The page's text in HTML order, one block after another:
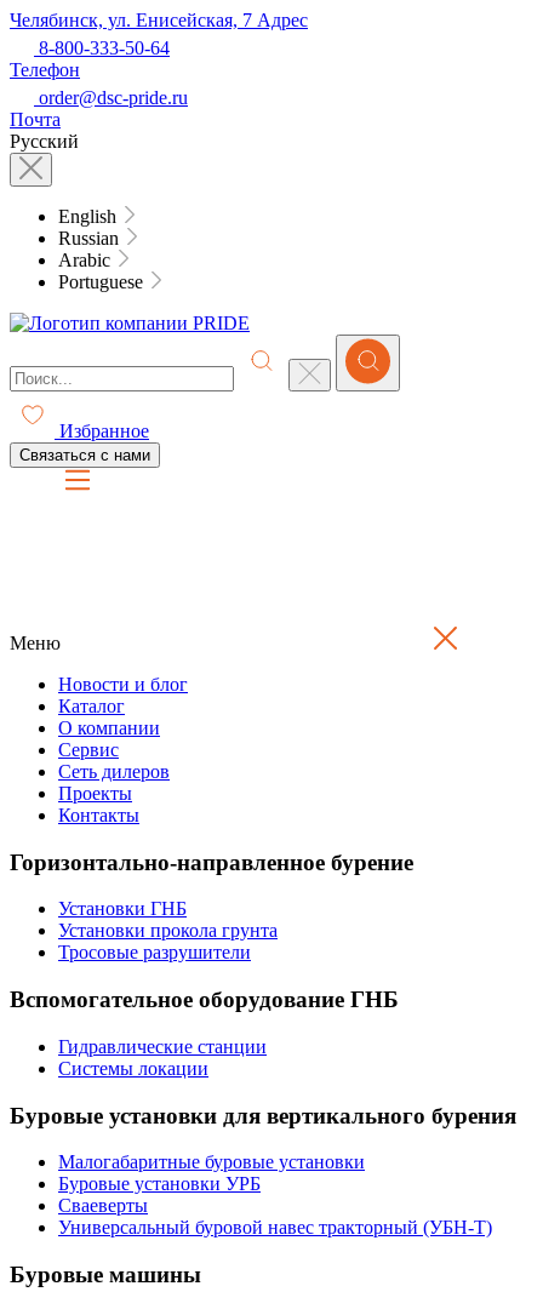
Челябинск, ул. Енисейская, 7 Адрес
8-800-333-50-64
Телефон
order@dsc-pride.ru
Почта
Русский
English
Russian
Arabic
Portuguese
Избранное
Связаться с нами
Меню
Новости и блог
Каталог
О компании
Сервис
Сеть дилеров
Проекты
Контакты
Горизонтально-направленное бурение
Установки ГНБ
Установки прокола грунта
Тросовые разрушители
Вспомогательное оборудование ГНБ
Гидравлические станции
Системы локации
Буровые установки для вертикального бурения
Малогабаритные буровые установки
Буровые установки УРБ
Сваеверты
Универсальный буровой навес тракторный (УБН-Т)
Буровые машины